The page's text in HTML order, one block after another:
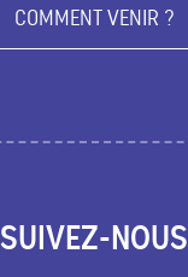
COMMENT VENIR ?
SUIVEZ-NOUS